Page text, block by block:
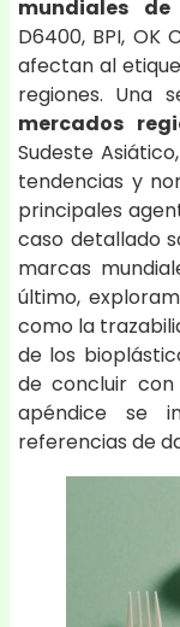
mundiales de
D6400, BPI, OK
afectan al
regiones. Una
mercados
Sudeste
tendencias y
principales
caso detallado
marcas
último,
como la
de los
de concluir con
apéndice se
referencias de